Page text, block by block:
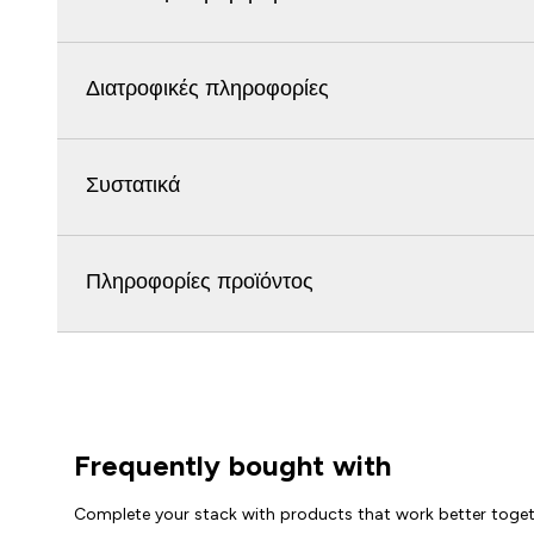
Διατροφικές πληροφορίες
Συστατικά
Πληροφορίες προϊόντος
Frequently bought with
Complete your stack with products that work better